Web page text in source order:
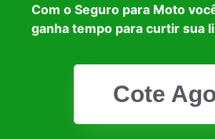
Com o Seguro para Moto
ganha tempo para curtir sua
Cote